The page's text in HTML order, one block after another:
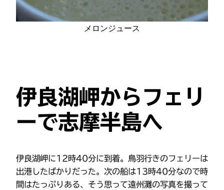
メロンジュース
伊良湖岬からフェリ
ーで志摩半島へ
伊良湖岬に12時40分に到着。鳥羽行きのフェリーは
出港したばかりだった。次の船は13時40分なので時
間はたっぷりある、そう思って遠州灘の写真を撮って